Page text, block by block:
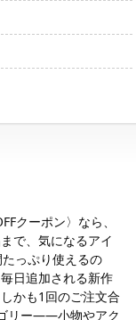
クーポン〉なら、
で、気になるアイ
っぷり使えるの
日追加される新作
かも1回のご注文合
リー――小物やアク